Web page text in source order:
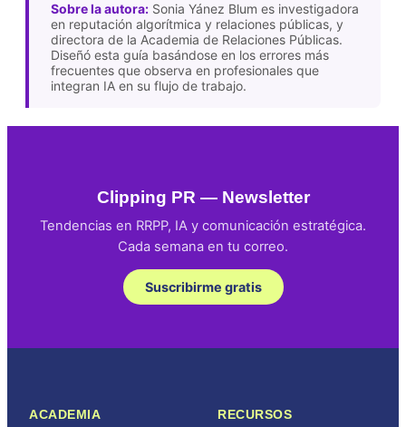
Sobre la autora: Sonia Yánez Blum es investigadora
en reputación algorítmica y relaciones públicas, y
directora de la Academia de Relaciones Públicas.
Diseñó esta guía basándose en los errores más
frecuentes que observa en profesionales que
integran IA en su flujo de trabajo.
Clipping PR — Newsletter
Tendencias en RRPP, IA y comunicación estratégica.
Cada semana en tu correo.
Suscribirme gratis
ACADEMIA RECURSOS